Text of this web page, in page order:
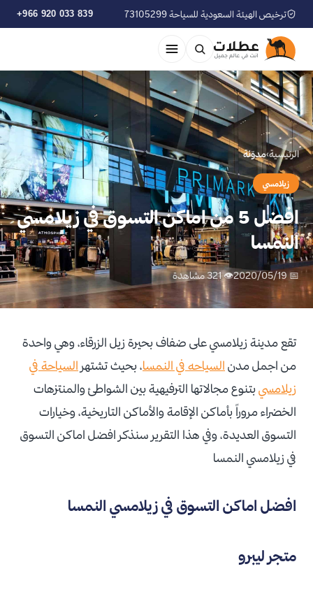
ترخيص الهيئة السعودية للسياحة 73105299 +966 920 033 839
الرئيسية›مدوّنة
زيلامسي
افضل 5 من اماكن التسوق في زيلامسي
النمسا
📅 2020/05/19 👁 321 مشاهدة
تقع مدينة زيلامسي على ضفاف بحيرة زيل الزرقاء، وهي واحدة
من اجمل مدن السياحه في النمسا، بحيث تشتهر السياحة في
زيلامسيبتنوع مجالاتها الترفيهية بين الشواطئ والمنتزهات
الخضراء مروراً بأماكن الإقامة والأماكن التاريخية، وخيارات
التسوق العديدة، وفي هذا التقرير سنذكر افضل اماكن التسوق
في زيلامسي النمسا
افضل اماكن التسوق في زيلامسي النمسا
متجر ليبرو